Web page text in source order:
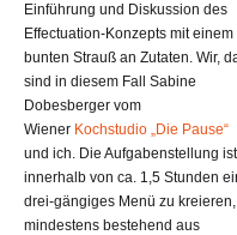
Einführung und Diskussion des
Effectuation-Konzepts mit einem
bunten Strauß an Zutaten. Wir,
sind in diesem Fall Sabine
Dobesberger vom
Wiener Kochstudio „Die Pause“
und ich. Die Aufgabenstellung
innerhalb von ca. 1,5 Stunden
drei-gängiges Menü zu kreieren,
mindestens bestehend aus